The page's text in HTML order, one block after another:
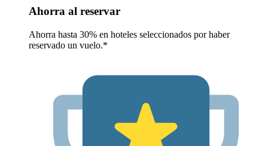
Ahorra al reservar
Ahorra hasta 30% en hoteles seleccionados por haber
reservado un vuelo.*